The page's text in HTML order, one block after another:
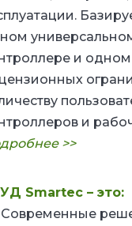
и
и
>>
Smartec – это:
Современные